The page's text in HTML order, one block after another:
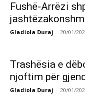
Fushë-Arrëzi
Gladiola Duraj - 20/01/
Trashësia e
njoftim për
Gladiola Duraj - 20/01/